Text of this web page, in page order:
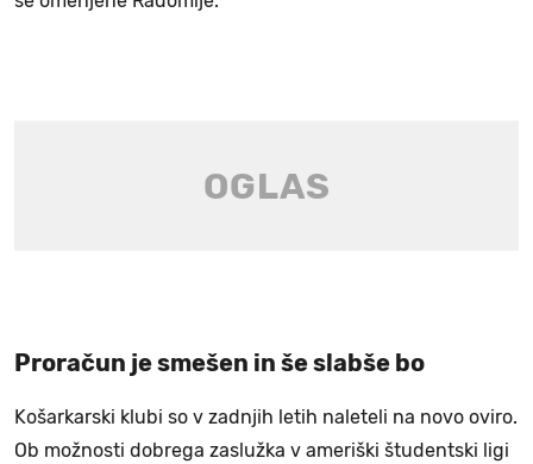
Proračun je smešen in še slabše bo
Košarkarski klubi so v zadnjih letih naleteli na novo oviro.
Ob možnosti dobrega zaslužka v ameriški študentski ligi